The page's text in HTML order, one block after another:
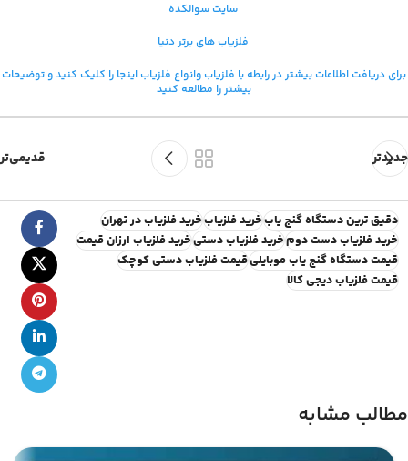
سایت سوالکده
فلزیاب های برتر دنیا
برای دریافت اطلاعات بیشتر در رابطه با فلزیاب وانواع فلزیاب اینجا را کلیک کنید و توضیحات
بیشتر را مطالعه کنید
جدیدتر قدیمی‌تر
دقیق ترین دستگاه گنج یابخرید فلزیابخرید فلزیاب در تهران
خرید فلزیاب دست دومخرید فلزیاب دستیخرید فلزیاب ارزان قیمت
قیمت دستگاه گنج یاب موبایلیقیمت فلزیاب دستی کوچک
قیمت فلزیاب دیجی کالا
مطالب مشابه